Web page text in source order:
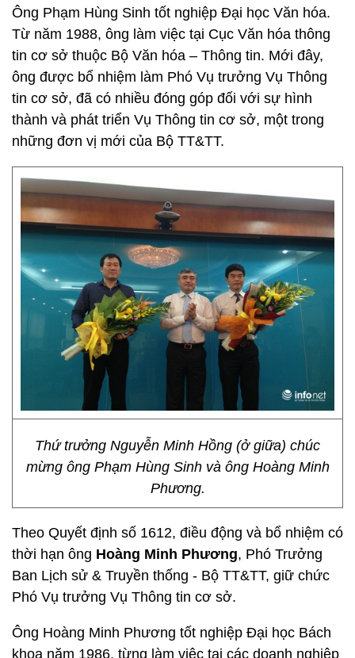
Ông Phạm Hùng Sinh tốt nghiệp Đại học Văn hóa.
Từ năm 1988, ông làm việc tại Cục Văn hóa thông
tin cơ sở thuộc Bộ Văn hóa – Thông tin. Mới đây,
ông được bổ nhiệm làm Phó Vụ trưởng Vụ Thông
tin cơ sở, đã có nhiều đóng góp đối với sự hình
thành và phát triển Vụ Thông tin cơ sở, một trong
những đơn vị mới của Bộ TT&TT.
Thứ trưởng Nguyễn Minh Hồng (ở giữa) chúc
mừng ông Phạm Hùng Sinh và ông Hoàng Minh
Phương.
Theo Quyết định số 1612, điều động và bổ nhiệm có
thời hạn ông Hoàng Minh Phương, Phó Trưởng
Ban Lịch sử & Truyền thống - Bộ TT&TT, giữ chức
Phó Vụ trưởng Vụ Thông tin cơ sở.
Ông Hoàng Minh Phương tốt nghiệp Đại học Bách
khoa năm 1986, từng làm việc tại các doanh nghiệp